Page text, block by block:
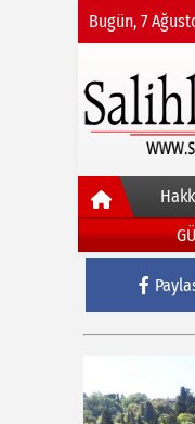
Bugün, 7